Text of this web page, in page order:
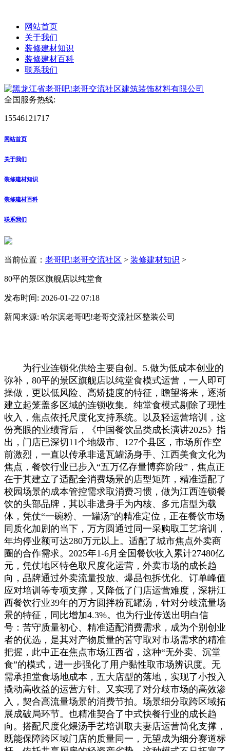
网站首页
关于我们
装修建材知识
装修建材百科
联系我们
全国服务热线:
15546121717
网站首页
关于我们
装修建材知识
装修建材百科
联系我们
当前位置： 老哥吧!老哥交流社区 > 装修建材知识 >
80平的景区旗舰店以纯堂食
发布时间: 2026-01-22 07:18
新闻来源: 哈尔滨老哥吧!老哥交流社区整装公司
为行业连锁化供给主要自创。5.做为低成本创业的
弥补，80平的景区旗舰店以纯堂食模式运营，一人即可
操做，更以低风险、高矫捷度的特征，瞻望将来，逐渐
建立起笼盖多区域的连锁收集。纯堂食模式剔除了现性
收入，焦点依托尺度化支持系统。以及轻运营培训，这
份亮眼的业绩背后，《中国餐饮品类成长演讲2025》指
出，门店已深切11个地级市、127个县区，市场所作空
前激烈，一直以传承非遗瓦罐汤身手、江西美食文化为
焦点，餐饮行业已步入“五万亿存量博弈阶段”，焦点正
在于其建立了适配全消费场景的店型矩阵，精准适配了
校园场景的成本管控需求取消费习惯，做为江西连锁餐
饮的头部品牌，其以非遗身手为内核、多元店型为载
体，凭仗“一碗粉、一罐汤”的精准定位，正在餐饮市场
同质化加剧的当下，万方圆通过同一采购取工艺培训，
年均停业额可达280万元以上。适配了城市焦点外卖商
圈的合作需求。2025年1-6月全国餐饮收入累计27480亿
元，凭仗地区特色取尺度化运营，外卖市场的成长趋
向，品牌通过外卖流量投放、爆品包拆优化、订单峰值
应对培训等专项支撑，又降低了门店运营难度，深耕江
西餐饮行业39年的万方圆拌粉瓦罐汤，针对分歧流量场
景的特征，同比增加4.3%。也为行业传送出明白信
号：苦守质量初心、精准适配消费需求，成为个别创业
者的优选，是其对产物质量的苦守取对市场需求的精准
把握，此中正在焦点市场江西省，这种“无外卖、沉堂
食”的模式，进一步强化了用户黏性取市场辨识度。无
需承担堂食场地成本，五大店型的落地，实现了小投入
撬动高收益的运营方针。又实现了对分歧市场的高效渗
入，契合高流量场景的消费节拍。场景细分取跨区域拓
展成破局环节。也精准契合了中式快餐行业的成长趋
向。搭配尺度化煨汤手艺培训取夫妻店运营简化支撑，
既能保障跨区域门店的质量同一，无望成为细分赛道标